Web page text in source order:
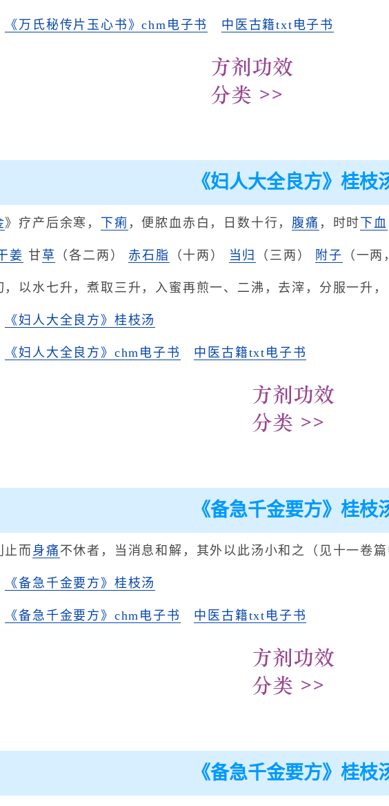
《万氏秘传片玉心书》chm电子书 中医古籍txt电子书
《妇人大全良方》桂枝
》疗产后余寒， 下痢 ，便脓血赤白，日数十行， 腹痛 ，时时 下血
姜 甘草 （各二两） 赤石脂 （十两） 当归 （三两） 附子 （一
，以水七升，煮取三升，入蜜再煎一、二沸，去滓，分服一升，
《妇人大全良方》桂枝汤
《妇人大全良方》chm电子书 中医古籍txt电子书
《备急千金要方》桂枝
止而 身痛 不休者，当消息和解，其外以此汤小和之（见十一卷篇
《备急千金要方》桂枝汤
《备急千金要方》chm电子书 中医古籍txt电子书
《备急千金要方》桂枝